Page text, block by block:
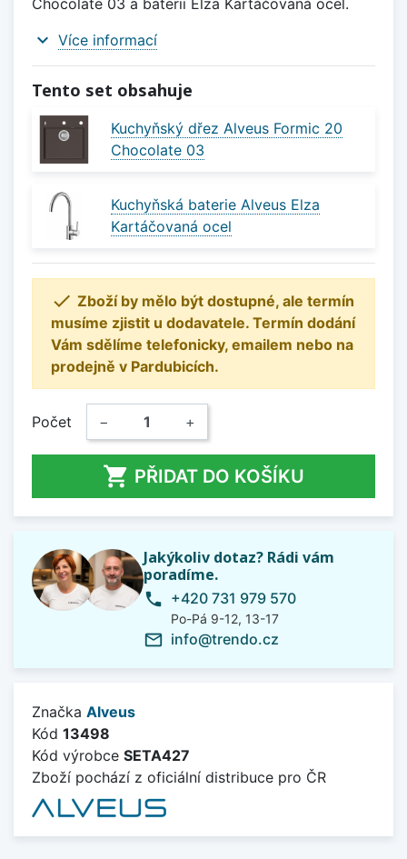
expand_more Více informací
Tento set obsahuje
Kuchyňský dřez Alveus Formic 20
Chocolate 03
Kuchyňská baterie Alveus Elza
Kartáčovaná ocel
 Zboží by mělo být dostupné, ale termín
musíme zjistit u dodavatele. Termín dodání
Vám sdělíme telefonicky, emailem nebo na
prodejně v Pardubicích.
Počet − +
 PŘIDAT DO KOŠÍKU
Jakýkoliv dotaz? Rádi vám
poradíme.
phone +420 731 979 570
Po-Pá 9-12, 13-17
mail_outline info@trendo.cz
Značka Alveus
Kód 13498
Kód výrobce SETA427
Zboží pochází z oficiální distribuce pro ČR